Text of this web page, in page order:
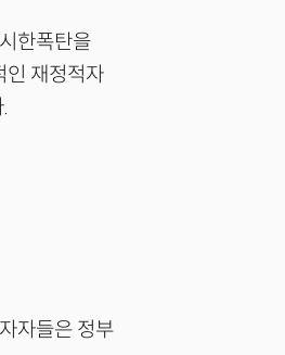
한폭탄을
인 재정적자
자들은 정부